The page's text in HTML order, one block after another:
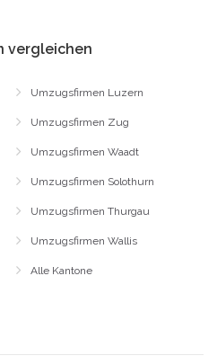
vergleichen
Umzugsfirmen Luzern
Umzugsfirmen Zug
Umzugsfirmen Waadt
Umzugsfirmen Solothurn
Umzugsfirmen Thurgau
Umzugsfirmen Wallis
Alle Kantone